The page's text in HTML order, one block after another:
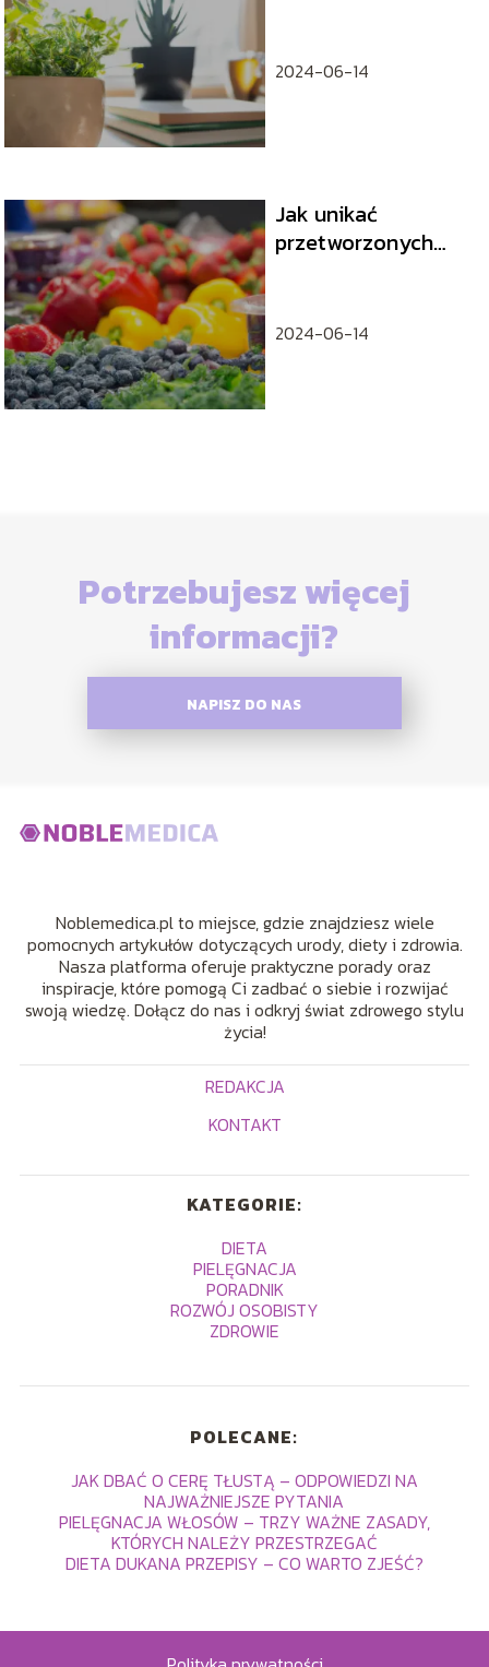
2024-06-14
Jak unikać
przetworzonych
2024-06-14
Potrzebujesz więcej
informacji?
NAPISZ DO NAS
Noblemedica.pl to miejsce, gdzie znajdziesz wiele
pomocnych artykułów dotyczących urody, diety i zdrowia.
Nasza platforma oferuje praktyczne porady oraz
inspiracje, które pomogą Ci zadbać o siebie i rozwijać
swoją wiedzę. Dołącz do nas i odkryj świat zdrowego stylu
życia!
REDAKCJA
KONTAKT
KATEGORIE:
DIETA
PIELĘGNACJA
PORADNIK
ROZWÓJ OSOBISTY
ZDROWIE
POLECANE:
JAK DBAĆ O CERĘ TŁUSTĄ – ODPOWIEDZI NA
NAJWAŻNIEJSZE PYTANIA
PIELĘGNACJA WŁOSÓW – TRZY WAŻNE ZASADY,
KTÓRYCH NALEŻY PRZESTRZEGAĆ
DIETA DUKANA PRZEPISY – CO WARTO ZJEŚĆ?